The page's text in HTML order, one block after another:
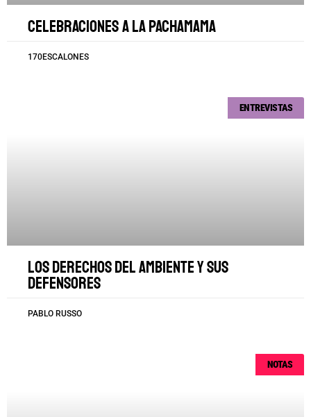
Celebraciones a la Pachamama
170ESCALONES
ENTREVISTAS
Los derechos del ambiente y sus
defensores
PABLO RUSSO
NOTAS